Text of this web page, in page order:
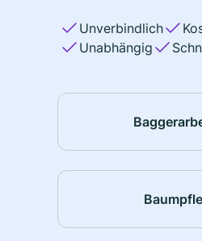
Unverbindlich
Unabhängig